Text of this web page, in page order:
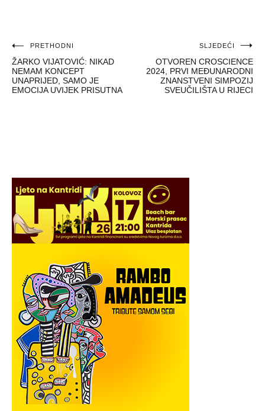
Navigacija
objava
PRETHODNI
ŽARKO VIJATOVIĆ: NIKAD
NEMAM KONCEPT
UNAPRIJED, SAMO JE
EMOCIJA UVIJEK PRISUTNA
SLJEDEĆI
OTVOREN CROSCIENCE
2024, PRVI MEĐUNARODNI
ZNANSTVENI SIMPOZIJ
SVEUČILIŠTA U RIJECI